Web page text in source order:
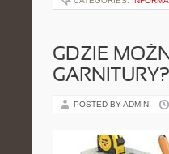
GDZIE
GARNITURY?
POSTED BY ADMIN